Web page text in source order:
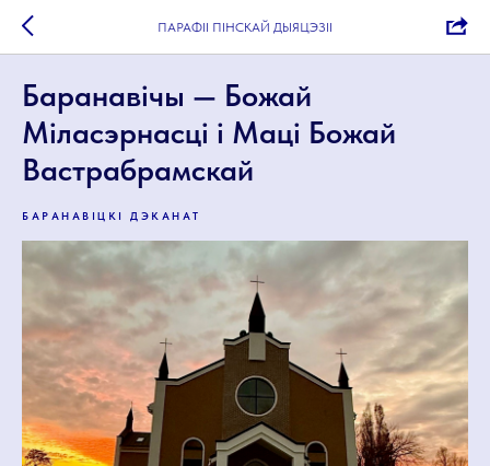
ПАРАФІІ ПІНСКАЙ ДЫЯЦЭЗІІ
Баранавічы — Божай
Міласэрнасці і Маці Божай
Вастрабрамскай
БАРАНАВІЦКІ ДЭКАНАТ